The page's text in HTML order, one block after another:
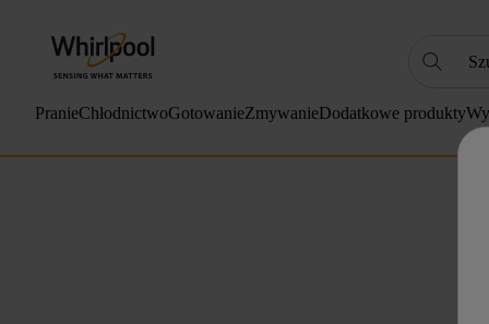
PranieChłodnictwoGotowanieZmywanieDodatkowe produkty
.